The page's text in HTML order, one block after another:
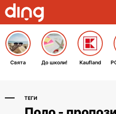
Свята До школи! Kaufland
ТЕГИ